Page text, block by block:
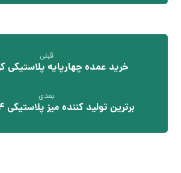
قبلی
خرید عمده چهارپایه پلاستیکی
بعدی
برترین تولید کننده میز پلاستیکی 4 نفره تاشو